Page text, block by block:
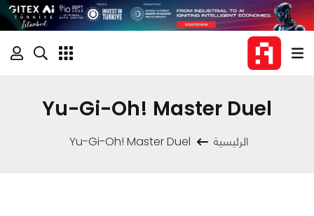
Yu-Gi-Oh! Master Duel
الرئيسية Yu-Gi-Oh! Master Duel